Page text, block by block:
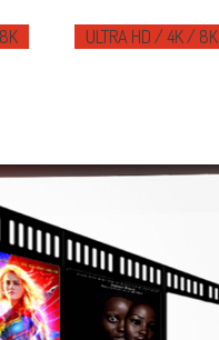
ULTRA HD / 4K / 8K